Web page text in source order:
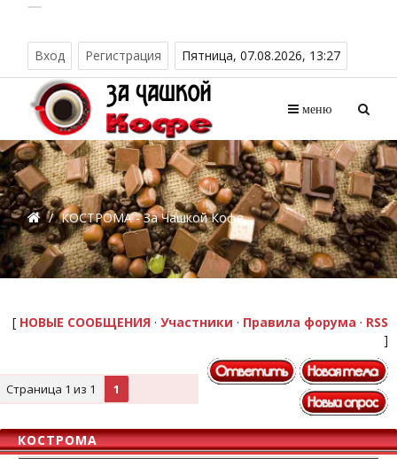
Вход Регистрация Пятница, 07.08.2026, 13:27
меню
/ КОСТРОМА - За Чашкой Кофе
[ НОВЫЕ СООБЩЕНИЯ · Участники · Правила форума · RSS
]
Страница 1 из 1 1
КОСТРОМА